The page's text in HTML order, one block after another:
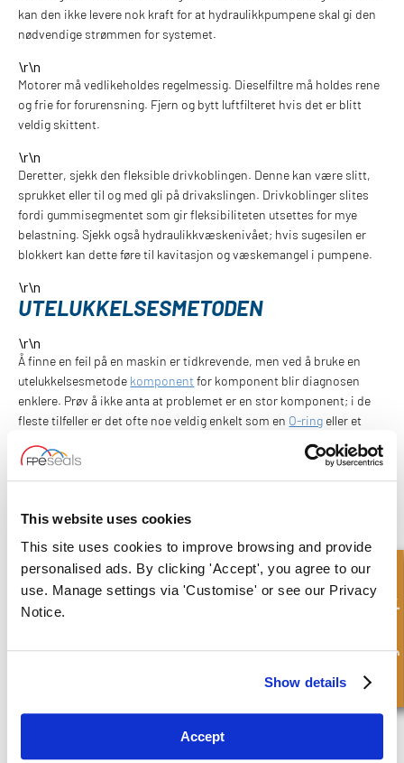
This website uses cookies
This site uses cookies to improve browsing and provide
personalised ads. By clicking 'Accept', you agree to our
use. Manage settings via 'Customise' or see our Privacy
Notice.
Show details
Accept
kan den ikke levere nok kraft for at hydraulikkpumpene skal gi den
nødvendige strømmen for systemet.
\r\n
Motorer må vedlikeholdes regelmessig. Dieselfiltre må holdes rene
og frie for forurensning. Fjern og bytt luftfilteret hvis det er blitt
veldig skittent.
\r\n
Deretter, sjekk den fleksible drivkoblingen. Denne kan være slitt,
sprukket eller til og med gli på drivakslingen. Drivkoblinger slites
fordi gummisegmentet som gir fleksibiliteten utsettes for mye
belastning. Sjekk også hydraulikkvæskenivået; hvis sugesilen er
blokkert kan dette føre til kavitasjon og væskemangel i pumpene.
\r\n
UTELUKKELSESMETODEN
\r\n
Å finne en feil på en maskin er tidkrevende, men ved å bruke en
utelukkelsesmetode komponent for komponent blir diagnosen
enklere. Prøv å ikke anta at problemet er en stor komponent; i de
fleste tilfeller er det ofte noe veldig enkelt som en O-ring eller et
gravemaskiner. Kontakt vårt kompetente team i dag, som hjelper
\r\n
KONTAKT OSS
What to read next... Hurtigforespørsel